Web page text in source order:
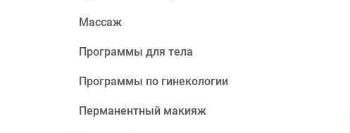
Массаж
Программы для тела
Программы по гинекологии
Перманентный макияж